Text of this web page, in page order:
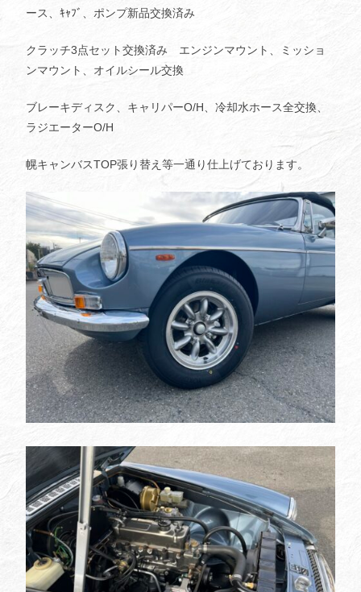
ース、ｷｬﾌﾞ、ポンプ新品交換済み
クラッチ3点セット交換済み エンジンマウント、ミッショ
ンマウント、オイルシール交換
ブレーキディスク、キャリパーO/H、冷却水ホース全交換、
ラジエーターO/H
幌キャンバスTOP張り替え等一通り仕上げております。